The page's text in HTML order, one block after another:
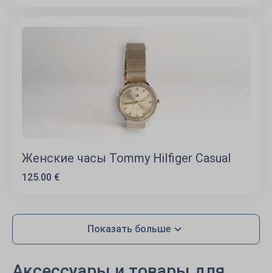
Женские часы Tommy Hilfiger Casual
125.00 €
Показать больше